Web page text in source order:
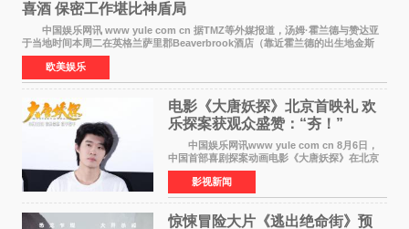
喜酒 保密工作堪比神盾局
中国娱乐网讯 www yule com cn 据TMZ等外媒报道，汤姆·霍兰德与赞达亚
于当地时间本周二在英格兰萨里郡Beaverbrook酒店（靠近霍兰德的出生地金斯
顿）举办婚宴，邀请家人与朋友们喝喜酒，庆祝
欧美娱乐
电影《大唐妖探》北京首映礼 欢
乐探案获观众盛赞：“夯！”
中国娱乐网讯www yule com cn 8月6日，
中国首部喜剧探案动画电影《大唐妖探》在北京
举办电影首映礼。导演程腾、联合导演黄珉、总
制片人曹紫建、制片人李莹莹，配音导演张喆，
对白指导程寅，领
影视新闻
惊悚冒险大片《逃出绝命街》预